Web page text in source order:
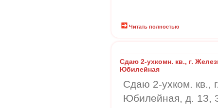
Читать полностью
Сдаю 2-ухкомн. кв., г.
Юбилейная
Сдаю 2-ухком. кв.,
Юбилейная, д. 13,